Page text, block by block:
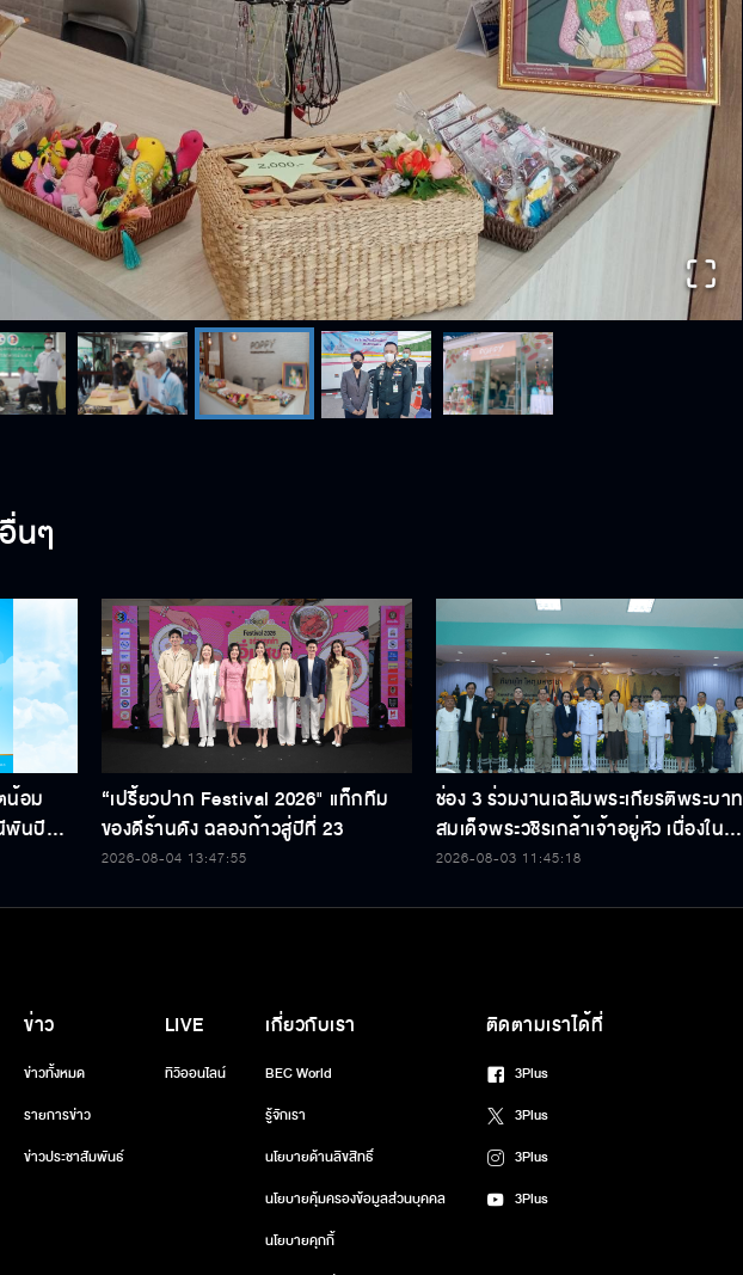
นๆ
น้อม
พันปี
“เปรี้ยวปาก Festival 2026" แท็กทีม
ของดีร้านดัง ฉลองก้าวสู่ปีที่ 23
2026-08-04 13:47:55
ช่อง 3 ร่วมงานเฉลิมพระเกียรติพระบาท
สมเด็จพระวชิรเกล้าเจ้าอยู่หัว เนื่องใน
โอกาสวันเฉลิมพระชนมพรรษา 74
2026-08-03 11:45:18
ข่าว
ข่าวทั้งหมด
รายการข่าว
ข่าวประชาสัมพันธ์
LIVE
ทีวีออนไลน์
เกี่ยวกับเรา
BEC World
รู้จักเรา
นโยบายด้านลิขสิทธิ์
นโยบายคุ้มครองข้อมูลส่วนบุคคล
นโยบายคุกกี้
ติดตามเราได้ที่
3Plus
3Plus
3Plus
3Plus